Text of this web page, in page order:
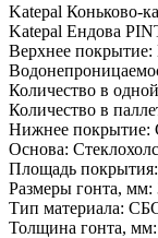
Katepal Коньково-
Katepal Ендова
Верхнее
Количество в
Количество в
Нижнее
Основа:
Площадь
Размеры гонта, мм:
Тип материала:
Толщина гонта,